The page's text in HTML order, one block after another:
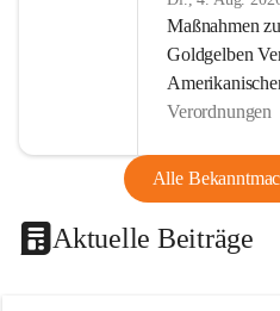
Maßnahmen
Goldgelben
Verordnungen
Alle
Aktuelle Beiträge